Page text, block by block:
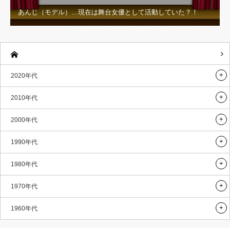
あんじ（モデル）…現在は舞台女優として活動していた？！
2020年代
2010年代
2000年代
1990年代
1980年代
1970年代
1960年代